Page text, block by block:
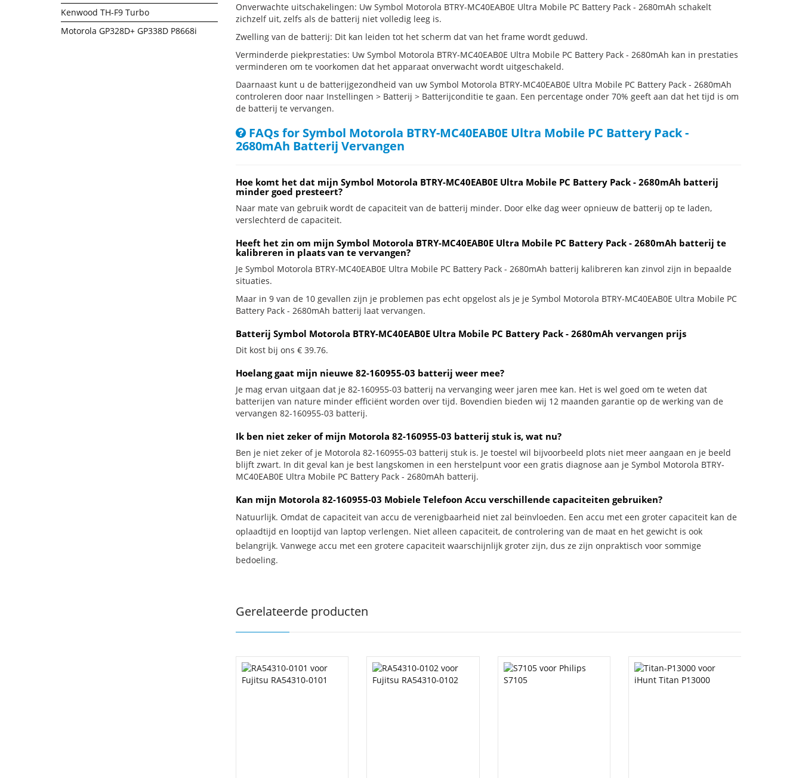
Kenwood TH-F9 Turbo
Motorola GP328D+ GP338D P8668i
Onverwachte uitschakelingen: Uw Symbol Motorola BTRY-MC40EAB0E Ultra Mobile PC Battery Pack - 2680mAh schakelt
zichzelf uit, zelfs als de batterij niet volledig leeg is.
Zwelling van de batterij: Dit kan leiden tot het scherm dat van het frame wordt geduwd.
Verminderde piekprestaties: Uw Symbol Motorola BTRY-MC40EAB0E Ultra Mobile PC Battery Pack - 2680mAh kan in prestaties
verminderen om te voorkomen dat het apparaat onverwacht wordt uitgeschakeld.
Daarnaast kunt u de batterijgezondheid van uw Symbol Motorola BTRY-MC40EAB0E Ultra Mobile PC Battery Pack - 2680mAh
controleren door naar Instellingen > Batterij > Batterijconditie te gaan. Een percentage onder 70% geeft aan dat het tijd is om
de batterij te vervangen.
FAQs for Symbol Motorola BTRY-MC40EAB0E Ultra Mobile PC Battery Pack -
2680mAh Batterij Vervangen
Hoe komt het dat mijn Symbol Motorola BTRY-MC40EAB0E Ultra Mobile PC Battery Pack - 2680mAh batterij
minder goed presteert?
Naar mate van gebruik wordt de capaciteit van de batterij minder. Door elke dag weer opnieuw de batterij op te laden,
verslechterd de capaciteit.
Heeft het zin om mijn Symbol Motorola BTRY-MC40EAB0E Ultra Mobile PC Battery Pack - 2680mAh batterij te
kalibreren in plaats van te vervangen?
Je Symbol Motorola BTRY-MC40EAB0E Ultra Mobile PC Battery Pack - 2680mAh batterij kalibreren kan zinvol zijn in bepaalde
situaties.
Maar in 9 van de 10 gevallen zijn je problemen pas echt opgelost als je je Symbol Motorola BTRY-MC40EAB0E Ultra Mobile PC
Battery Pack - 2680mAh batterij laat vervangen.
Batterij Symbol Motorola BTRY-MC40EAB0E Ultra Mobile PC Battery Pack - 2680mAh vervangen prijs
Dit kost bij ons € 39.76.
Hoelang gaat mijn nieuwe 82-160955-03 batterij weer mee?
Je mag ervan uitgaan dat je 82-160955-03 batterij na vervanging weer jaren mee kan. Het is wel goed om te weten dat
batterijen van nature minder efficiënt worden over tijd. Bovendien bieden wij 12 maanden garantie op de werking van de
vervangen 82-160955-03 batterij.
Ik ben niet zeker of mijn Motorola 82-160955-03 batterij stuk is, wat nu?
Ben je niet zeker of je Motorola 82-160955-03 batterij stuk is. Je toestel wil bijvoorbeeld plots niet meer aangaan en je beeld
blijft zwart. In dit geval kan je best langskomen in een herstelpunt voor een gratis diagnose aan je Symbol Motorola BTRY-
MC40EAB0E Ultra Mobile PC Battery Pack - 2680mAh batterij.
Kan mijn Motorola 82-160955-03 Mobiele Telefoon Accu verschillende capaciteiten gebruiken?
Natuurlijk. Omdat de capaciteit van accu de verenigbaarheid niet zal beïnvloeden. Een accu met een groter capaciteit kan de
oplaadtijd en looptijd van laptop verlengen. Niet alleen capaciteit, de controlering van de maat en het gewicht is ook
belangrijk. Vanwege accu met een grotere capaciteit waarschijnlijk groter zijn, dus ze zijn onpraktisch voor sommige
bedoeling.
Gerelateerde producten